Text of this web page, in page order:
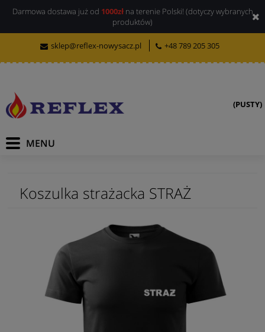
Darmowa dostawa już od 1000złna terenie Polski! (dotyczy wybranych
produktów)
sklep@reflex-nowysacz.pl +48 789 205 305
(PUSTY)
Koszulka strażacka STRAŻ